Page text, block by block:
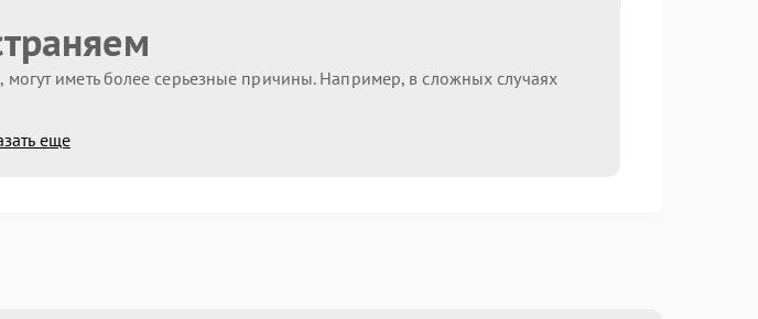
иметь более серьезные причины. Например, в сложных случаях
еще